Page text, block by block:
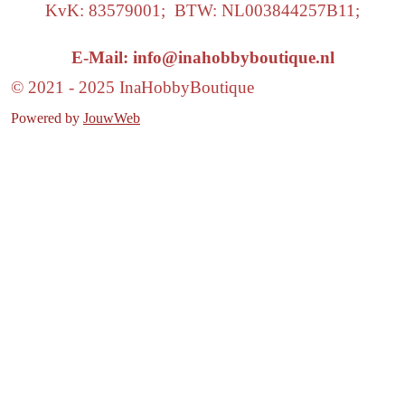
KvK: 83579001; BTW: NL003844257B11;
E-Mail: info@inahobbyboutique.nl
© 2021 - 2025 InaHobbyBoutique
Powered by JouwWeb